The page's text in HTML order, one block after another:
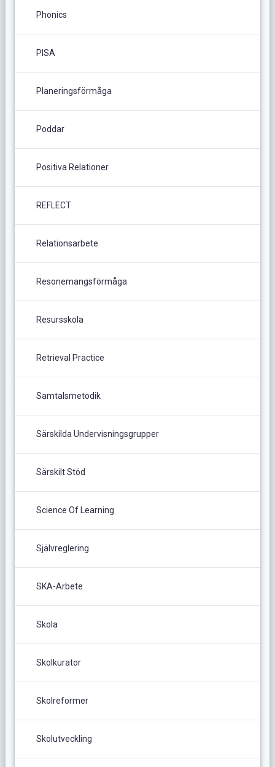
Phonics
PISA
Planeringsförmåga
Poddar
Positiva Relationer
REFLECT
Relationsarbete
Resonemangsförmåga
Resursskola
Retrieval Practice
Samtalsmetodik
Särskilda Undervisningsgrupper
Särskilt Stöd
Science Of Learning
Självreglering
SKA-Arbete
Skola
Skolkurator
Skolreformer
Skolutveckling